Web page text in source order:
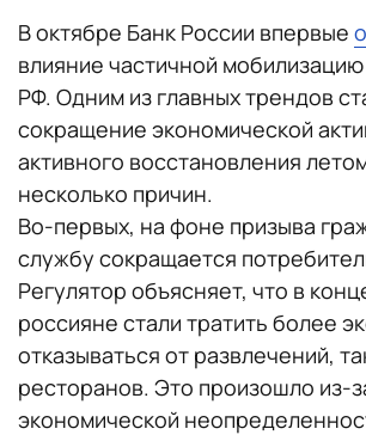
В октябре Банк России впервые
влияние частичной
РФ. Одним из главных трендов
сокращение экономической
активного восстановления
несколько причин.
Во-первых, на фоне призыва
службу сокращается
Регулятор объясняет, что в
россияне стали тратить более
отказываться от развлечений,
ресторанов. Это произошло из-
экономической